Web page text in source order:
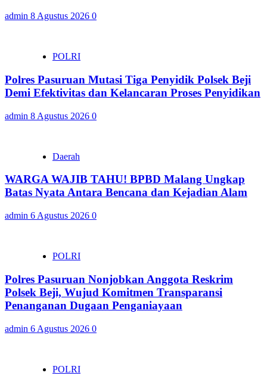
admin 8 Agustus 2026 0
POLRI
Polres Pasuruan Mutasi Tiga Penyidik Polsek Beji
Demi Efektivitas dan Kelancaran Proses Penyidikan
admin 8 Agustus 2026 0
Daerah
WARGA WAJIB TAHU! BPBD Malang Ungkap
Batas Nyata Antara Bencana dan Kejadian Alam
admin 6 Agustus 2026 0
POLRI
Polres Pasuruan Nonjobkan Anggota Reskrim
Polsek Beji, Wujud Komitmen Transparansi
Penanganan Dugaan Penganiayaan
admin 6 Agustus 2026 0
POLRI